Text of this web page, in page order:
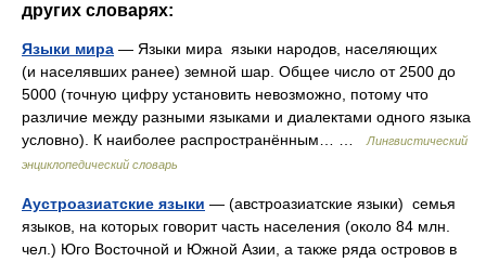
других словарях:
Языки мира — Языки мира языки народов, населяющих
(и населявших ранее) земной шар. Общее число от 2500 до
5000 (точную цифру установить невозможно, потому что
различие между разными языками и диалектами одного языка
условно). К наиболее распространённым… …
Лингвистический
энциклопедический словарь
Аустроазиатские языки — (австроазиатские языки) семья
языков, на которых говорит часть населения (около 84 млн.
чел.) Юго Восточной и Южной Азии, а также ряда островов в